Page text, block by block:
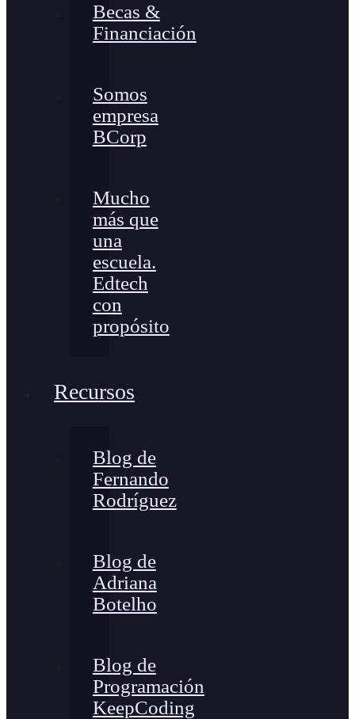
Becas &
Financiación
Somos
empresa
BCorp
Mucho
más que
una
escuela.
Edtech
con
propósito
Recursos
Blog de
Fernando
Rodríguez
Blog de
Adriana
Botelho
Blog de
Programación
KeepCoding